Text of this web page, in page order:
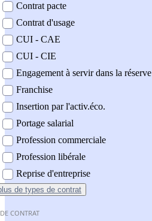
Contrat pacte
Contrat d'usage
CUI - CAE
CUI - CIE
Engagement à servir dans la réserve
Franchise
Insertion par l'activ.éco.
Portage salarial
Profession commerciale
Profession libérale
Reprise d'entreprise
de types de contrat
CONTRAT